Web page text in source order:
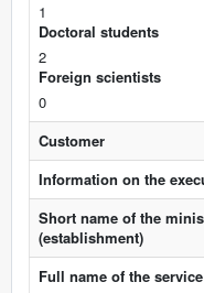
1
Doctoral students
2
Foreign scientists
0
Customer
Information on the
Short name of the
(establishment)
Full name of the